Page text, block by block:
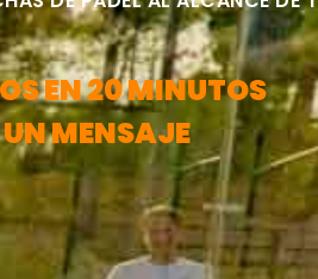
EN 20 MINUTOS
MENSAJE